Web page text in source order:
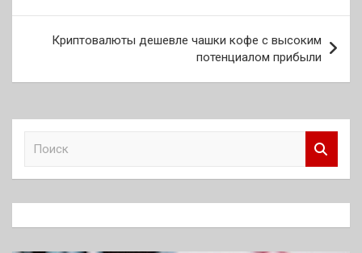
записям
Криптовалюты дешевле чашки кофе с высоким
потенциалом прибыли
к